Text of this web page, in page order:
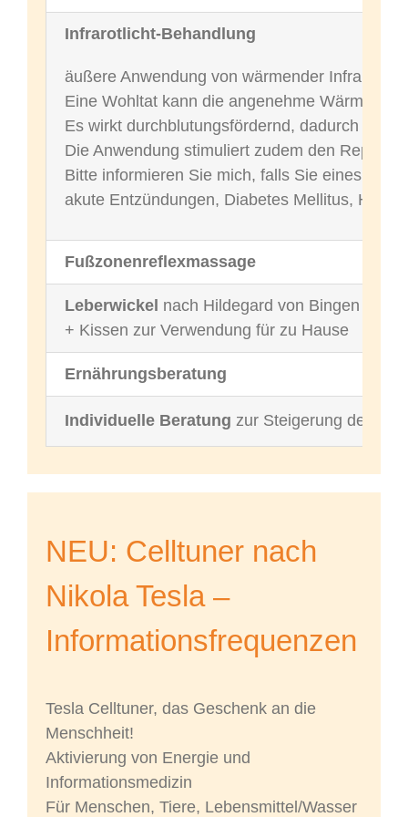
Infrarotlicht-Behandlung
äußere Anwendung von wärmender
Eine Wohltat kann die angenehme Wärme
Es wirkt durchblutungsfördernd, dadurch
Die Anwendung stimuliert zudem den
Bitte informieren Sie mich, falls Sie eines der
akute Entzündungen, Diabetes Mellitus,
Fußzonenreflexmassage
Leberwickel nach Hildegard von Bingen
+ Kissen zur Verwendung für zu Hause
Ernährungsberatung
Individuelle Beratung zur Steigerung des
NEU: Celltuner nach
Nikola Tesla –
Informationsfrequenzen
Tesla Celltuner, das Geschenk an die
Menschheit!
Aktivierung von Energie und
Informationsmedizin
Für Menschen, Tiere, Lebensmittel/Wasser